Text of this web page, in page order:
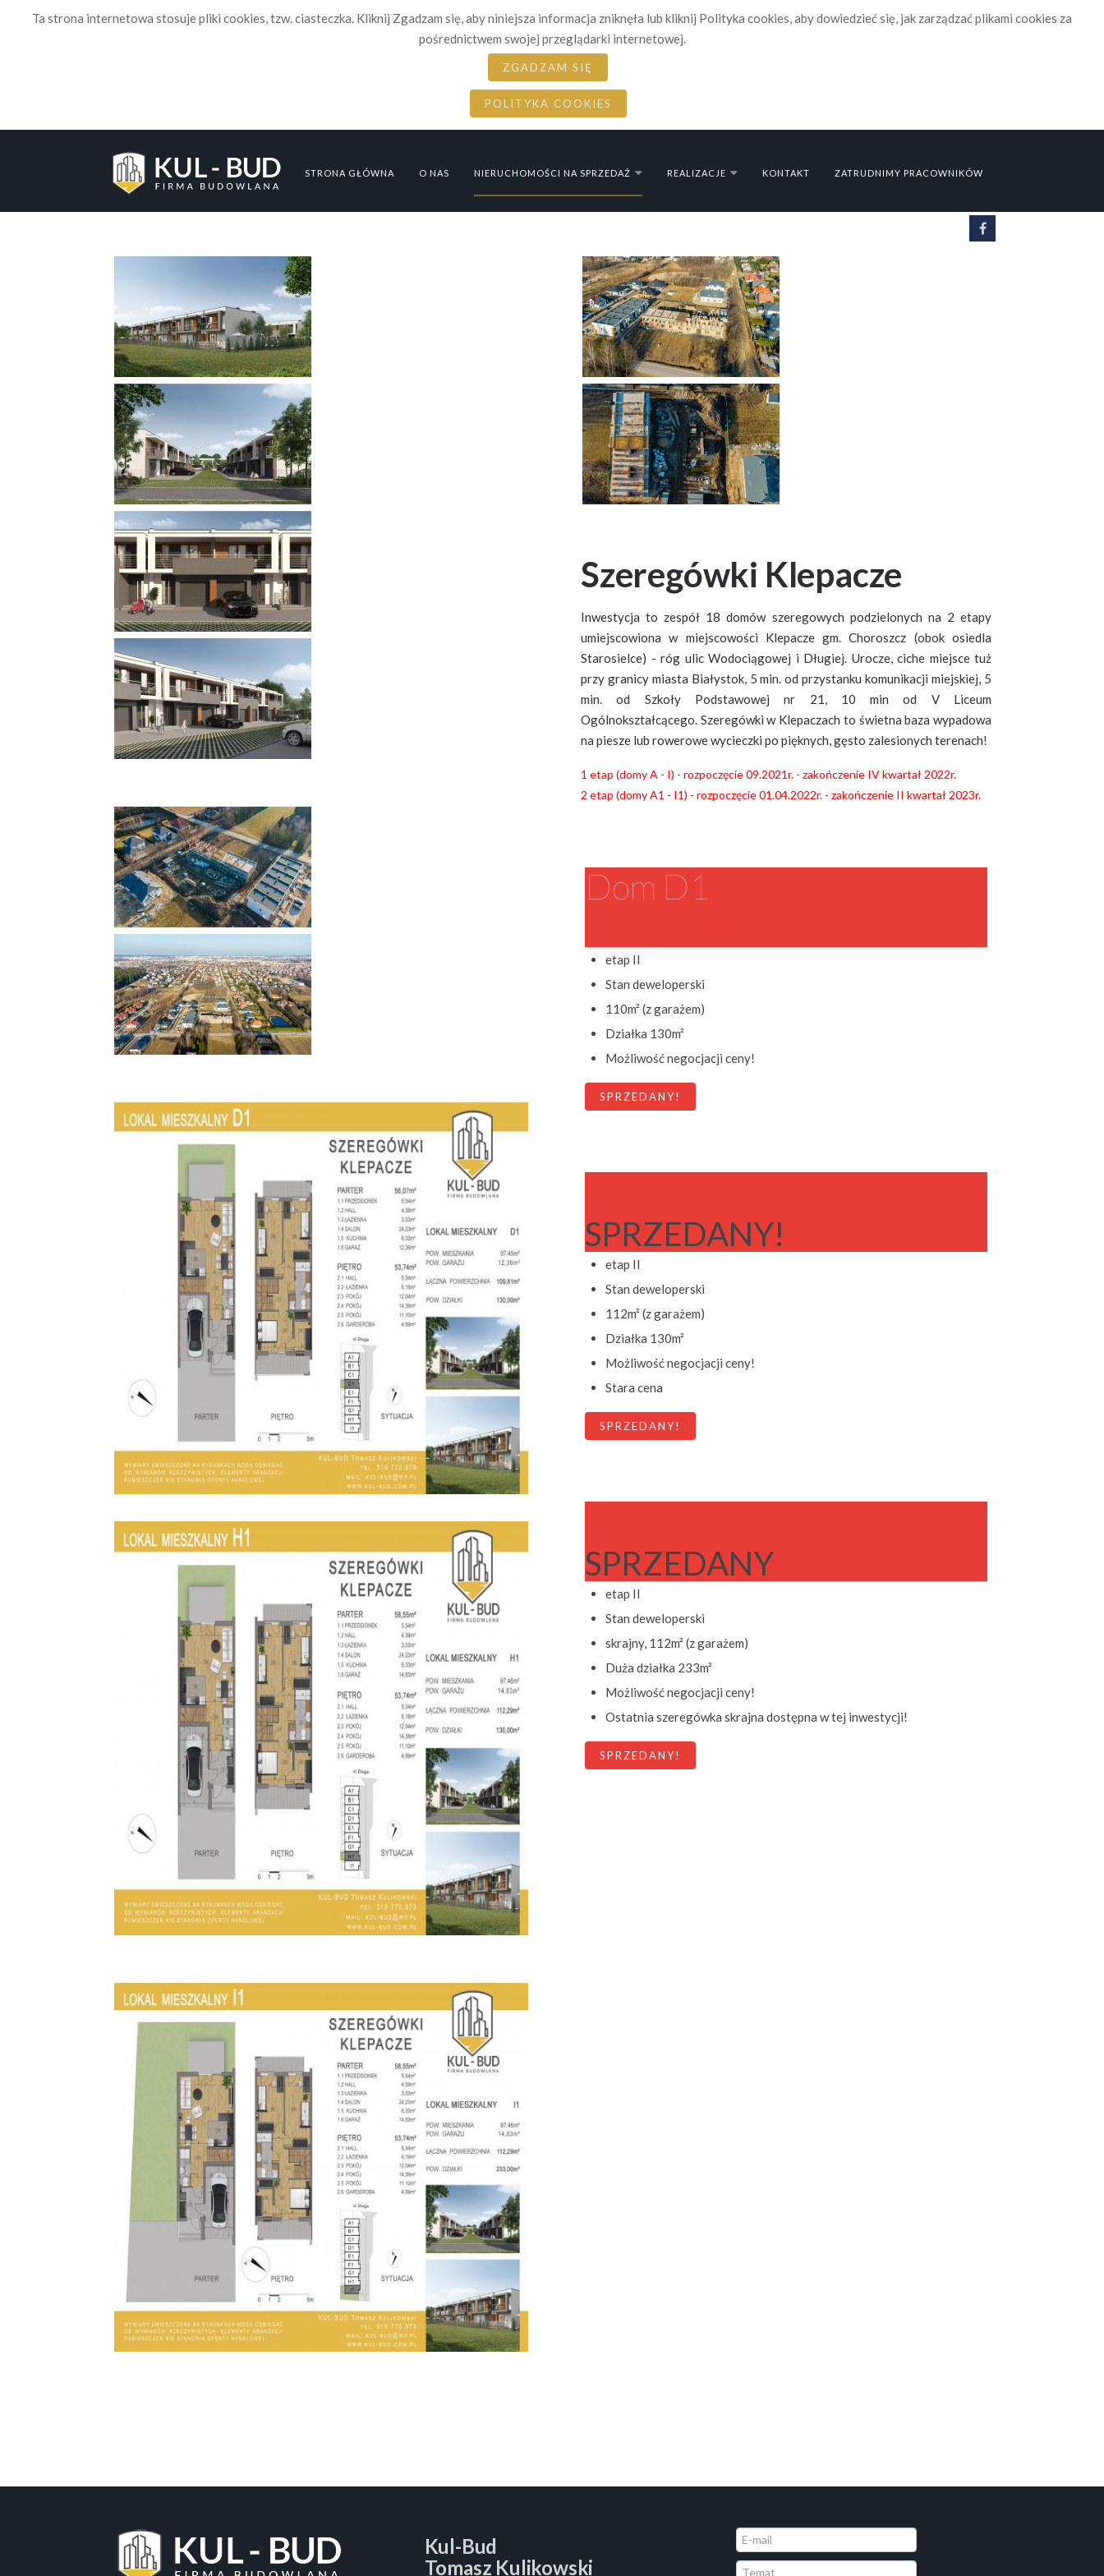
Ta strona internetowa stosuje pliki cookies, tzw. ciasteczka. Kliknij Zgadzam się, aby niniejsza informacja zniknęła lub kliknij Polityka cookies, aby dowiedzieć się, jak zarządzać plikami cookies za
pośrednictwem swojej przeglądarki internetowej.
ZGADZAM SIĘ
POLITYKA COOKIES
STRONA GŁÓWNA O NAS NIERUCHOMOŚCI NA SPRZEDAŻ REALIZACJE KONTAKT ZATRUDNIMY PRACOWNIKÓW
Szeregówki Klepacze
Inwestycja to zespół 18 domów szeregowych podzielonych na 2 etapy
umiejscowiona w miejscowości Klepacze gm. Choroszcz (obok osiedla
Starosielce) - róg ulic Wodociągowej i Długiej. Urocze, ciche miejsce tuż
przy granicy miasta Białystok, 5 min. od przystanku komunikacji miejskiej, 5
min. od Szkoły Podstawowej nr 21, 10 min od V Liceum
Ogólnokształcącego. Szeregówki w Klepaczach to świetna baza wypadowa
na piesze lub rowerowe wycieczki po pięknych, gęsto zalesionych terenach!
1 etap (domy A - I) - rozpoczęcie 09.2021r. - zakończenie IV kwartał 2022r.
2 etap (domy A1 - I1) - rozpoczęcie 01.04.2022r. - zakończenie II kwartał 2023r.
Dom D1
etap II
Stan deweloperski
110m² (z garażem)
Działka 130m²
Możliwość negocjacji ceny!
SPRZEDANY!
SPRZEDANY!
etap II
Stan deweloperski
112m² (z garażem)
Działka 130m²
Możliwość negocjacji ceny!
Stara cena
SPRZEDANY!
SPRZEDANY
etap II
Stan deweloperski
skrajny, 112m² (z garażem)
Duża działka 233m²
Możliwość negocjacji ceny!
Ostatnia szeregówka skrajna dostępna w tej inwestycji!
SPRZEDANY!
Kul-Bud
Tomasz Kulikowski